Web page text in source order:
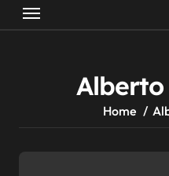
Alberto
Home